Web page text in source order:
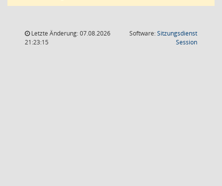
Letzte Änderung: 07.08.2026
21:23:15
Software:Sitzungsdienst
Session(Wird in